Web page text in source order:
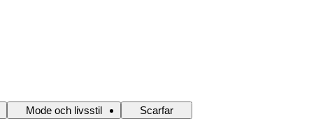
Mode och livsstil Scarfar